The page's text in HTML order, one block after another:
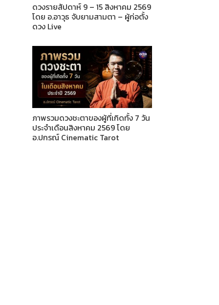
ดวงรายสัปดาห์ 9 – 15 สิงหาคม 2569
โดย อ.อาวุธ จับยามสามตา – ผู้ก่อตั้ง
ดวง Live
ภาพรวมดวงชะตาของผู้ที่เกิดทั้ง 7 วัน
ประจำเดือนสิงหาคม 2569 โดย
อ.ปกรณ์ Cinematic Tarot